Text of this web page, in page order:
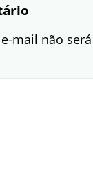
mail não